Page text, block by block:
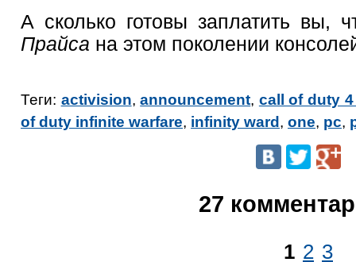
А сколько готовы заплатить вы,
Прайса на этом поколении
Теги: activision,announcement, call of duty
of duty infinite warfare, infinity ward, one, pc,
27
1 2 3